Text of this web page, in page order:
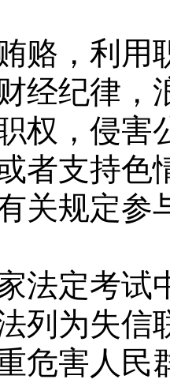
赂，利
经纪律，
权，侵
者支持色
关规定参
法定考试
列为失信
危害人民